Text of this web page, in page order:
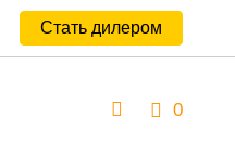
Стать дилером
0